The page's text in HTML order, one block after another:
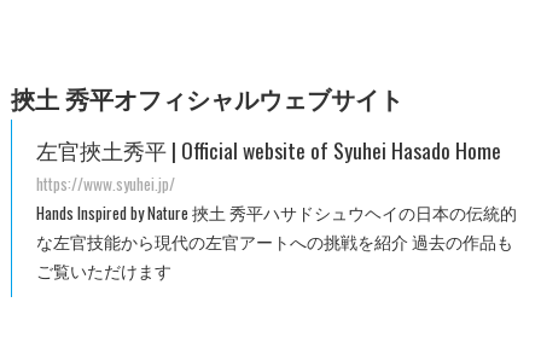
挾土 秀平オフィシャルウェブサイト
左官挾土秀平 | Official website of Syuhei Hasado Home
https://www.syuhei.jp/
Hands Inspired by Nature 挾土 秀平ハサドシュウヘイの日本の伝統的
な左官技能から現代の左官アートへの挑戦を紹介 過去の作品も
ご覧いただけます